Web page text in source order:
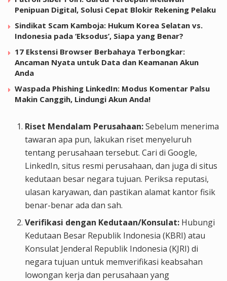
Penipuan Digital, Solusi Cepat Blokir Rekening Pelaku
Sindikat Scam Kamboja: Hukum Korea Selatan vs.
Indonesia pada ‘Eksodus’, Siapa yang Benar?
17 Ekstensi Browser Berbahaya Terbongkar:
Ancaman Nyata untuk Data dan Keamanan Akun
Anda
Waspada Phishing LinkedIn: Modus Komentar Palsu
Makin Canggih, Lindungi Akun Anda!
Riset Mendalam Perusahaan:Sebelum menerima
tawaran apa pun, lakukan riset menyeluruh
tentang perusahaan tersebut. Cari di Google,
LinkedIn, situs resmi perusahaan, dan juga di situs
kedutaan besar negara tujuan. Periksa reputasi,
ulasan karyawan, dan pastikan alamat kantor fisik
benar-benar ada dan sah.
Verifikasi dengan Kedutaan/Konsulat: Hubungi
Kedutaan Besar Republik Indonesia (KBRI) atau
Konsulat Jenderal Republik Indonesia (KJRI) di
negara tujuan untuk memverifikasi keabsahan
lowongan kerja dan perusahaan yang